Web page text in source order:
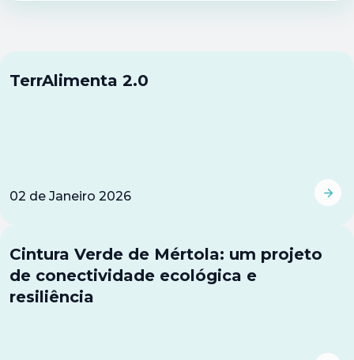
TerrAlimenta 2.0
02 de Janeiro 2026
Cintura Verde de Mértola: um projeto
de conectividade ecológica e
resiliência